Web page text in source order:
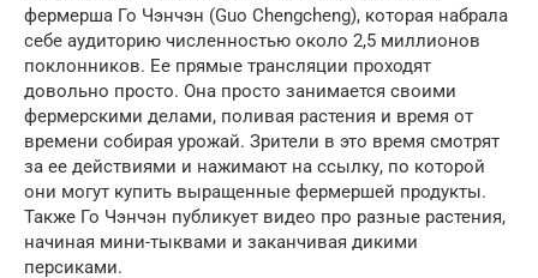
фермерша Го Чэнчэн (Guo Chengcheng), которая набрала
себе аудиторию численностью около 2,5 миллионов
поклонников. Ее прямые трансляции проходят
довольно просто. Она просто занимается своими
фермерскими делами, поливая растения и время от
времени собирая урожай. Зрители в это время смотрят
за ее действиями и нажимают на ссылку, по которой
они могут купить выращенные фермершей продукты.
Также Го Чэнчэн публикует видео про разные растения,
начиная мини-тыквами и заканчивая дикими
персиками.